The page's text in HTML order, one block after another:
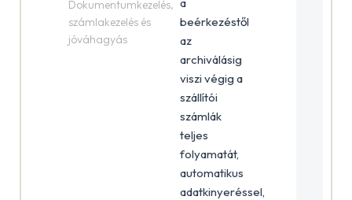
Dokumentumkezelés,
számlakezelés és
jóváhagyás
beérkezéstől
az
archiválásig
viszi végig a
szállítói
számlák
teljes
folyamatát,
automatikus
adatkinyeréssel,